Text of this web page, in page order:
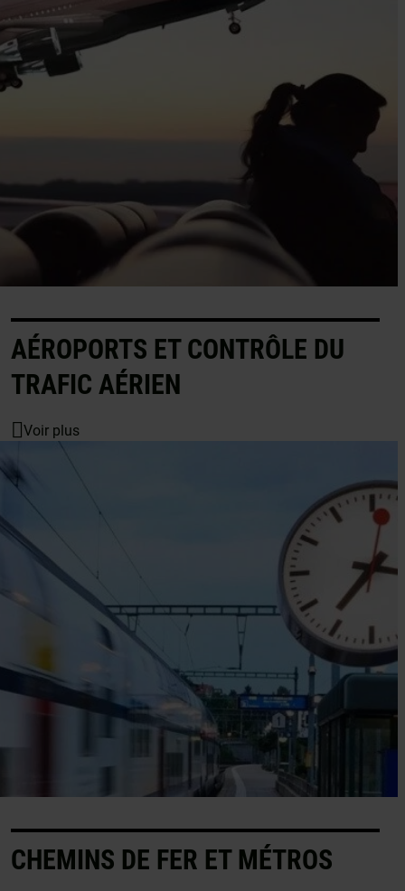
AÉROPORTS ET CONTRÔLE DU
TRAFIC AÉRIEN
Voir plus
CHEMINS DE FER ET MÉTROS